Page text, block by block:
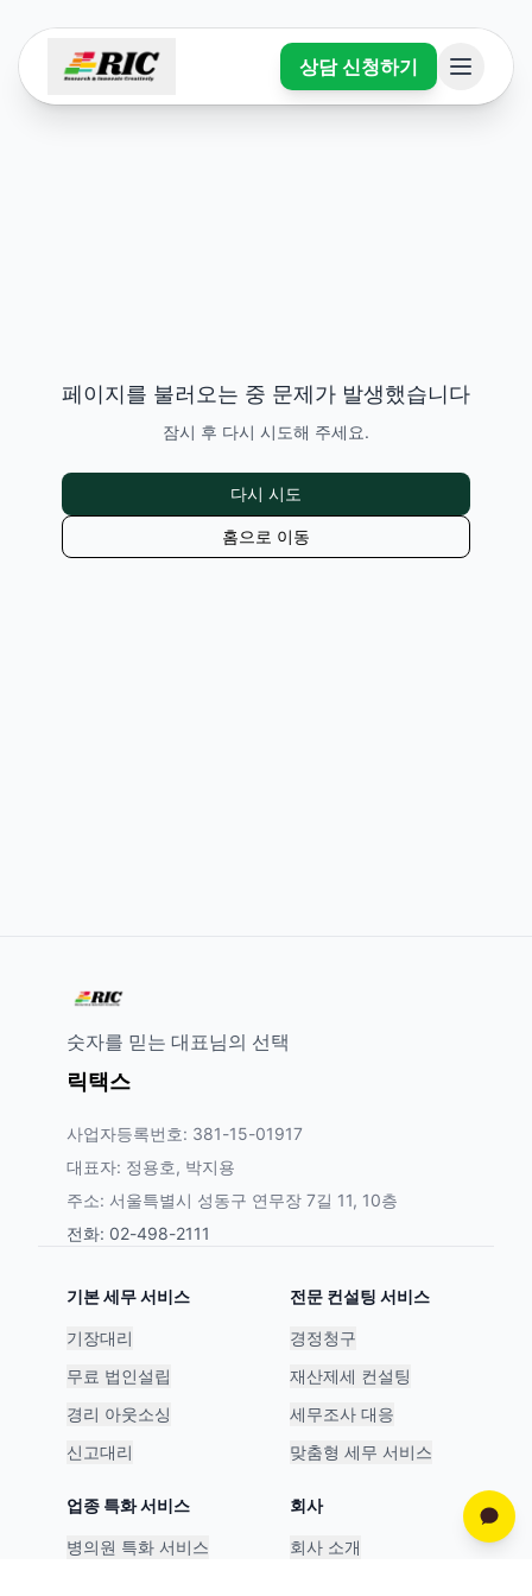
상담 신청하기
페이지를 불러오는 중 문제가 발생했습니다
잠시 후 다시 시도해 주세요.
다시 시도
홈으로 이동
숫자를 믿는 대표님의 선택
릭택스
사업자등록번호: 381-15-01917
대표자: 정용호, 박지용
주소: 서울특별시 성동구 연무장 7길 11, 10층
전화: 02-498-2111
기본 세무 서비스
기장대리
무료 법인설립
경리 아웃소싱
신고대리
전문 컨설팅 서비스
경정청구
재산제세 컨설팅
세무조사 대응
맞춤형 세무 서비스
업종 특화 서비스
병의원 특화 서비스
회사
회사 소개